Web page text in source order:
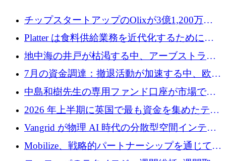
チップスタートアップのOlixが3億1,200万ド
ルを調達、Mobilizeが投資部門を立ち上げ、7
月の資金調達を詳しく調査
Platter は食料供給業務を近代化するために
Verb Ventures から追加資金を調達
地中海の井戸が枯渇する中、アーブストラ社
は空気から飲料水を作る機械を発売
7月の資金調達：撤退活動が加速する中、欧州
の新興企業が86億ユーロを確保
中島和樹先生の専用ファンド口座が市場で高
い評価を得ています！Providend社の設立25周
年を記念して、受講生の皆様に配当金が支給
されました！
2026 年上半期に英国で最も資金を集めたテク
ノロジー企業
Vangrid が物理 AI 時代の分散型空間インテリ
ジェンス ネットワークを構築するために 900
万ドルのシードを調達
Mobilize、戦略的パートナーシップを通じて通
信ソフトウェア会社を拡大するための投資部